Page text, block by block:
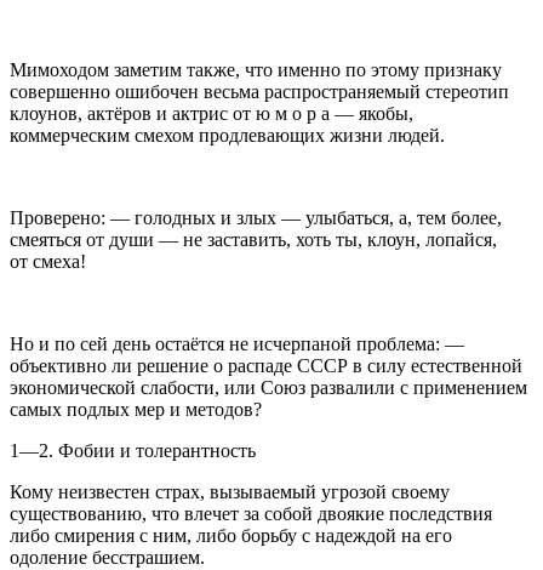
Мимоходом заметим также, что именно по этому признаку
совершенно ошибочен весьма распространяемый стереотип
клоунов, актёров и актрис от ю м о р а — якобы,
коммерческим смехом продлевающих жизни людей.
Проверено: — голодных и злых — улыбаться, а, тем более,
смеяться от души — не заставить, хоть ты, клоун, лопайся,
от смеха!
Но и по сей день остаётся не исчерпаной проблема: —
объективно ли решение о распаде СССР в силу естественной
экономической слабости, или Союз развалили с применением
самых подлых мер и методов?
1—2. Фобии и толерантность
Кому неизвестен страх, вызываемый угрозой своему
существованию, что влечет за собой двоякие последствия
либо смирения с ним, либо борьбу с надеждой на его
одоление бесстрашием.